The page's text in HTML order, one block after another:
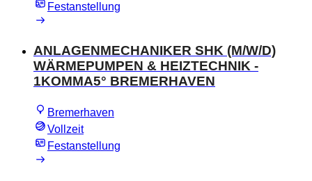
Festanstellung
ANLAGENMECHANIKER SHK (M/W/D)
WÄRMEPUMPEN & HEIZTECHNIK -
1KOMMA5° BREMERHAVEN
Bremerhaven
Vollzeit
Festanstellung